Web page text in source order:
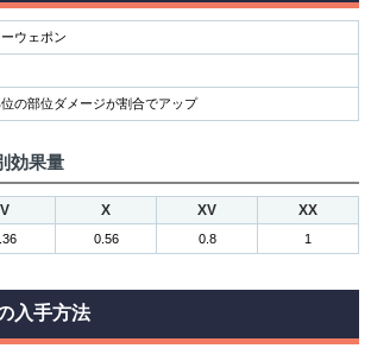
ウェポン
の部位ダメージが割合でアップ
効果量
V X XV XX
0.56 0.8 1
入手方法